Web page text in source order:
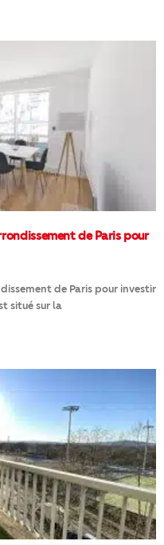
de Paris pour
de Paris pour investir
situé sur la